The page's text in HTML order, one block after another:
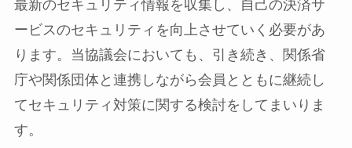
最新のセキュリティ情報を収集し、自己の決済サ
ービスのセキュリティを向上させていく必要があ
ります。当協議会においても、引き続き、関係省
庁や関係団体と連携しながら会員とともに継続し
てセキュリティ対策に関する検討をしてまいりま
す。